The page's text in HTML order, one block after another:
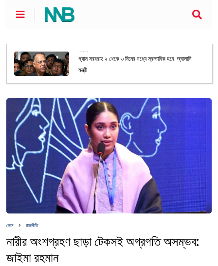
গ্যাস সরবরাহ ২ থেকে ৩ দিনের মধ্যে স্বাভাবিক হবে: জ্বালানি
মন্ত্রী
হোম রাজনীতি
নারীর অংশগ্রহণ ছাড়া টেকসই অগ্রগতি অসম্ভব:
জাইমা রহমান